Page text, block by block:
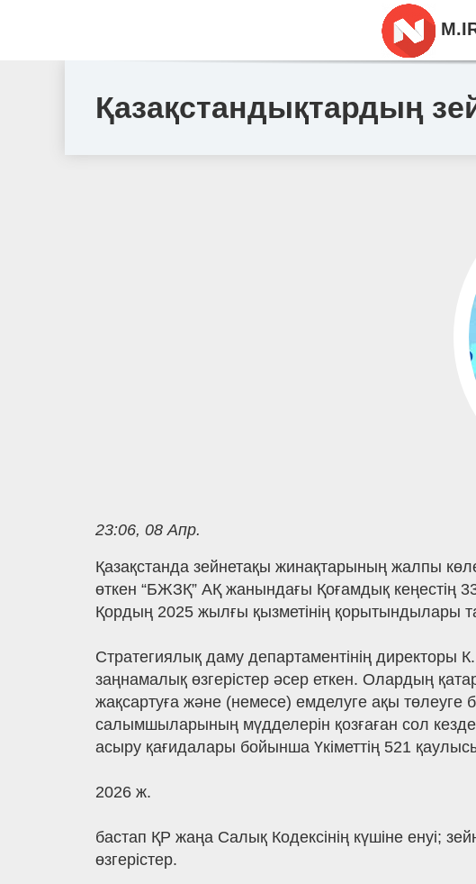
Қазақстандықтардың
23:06, 08 Апр.
Қазақстанда зейнетақы жинақтарының жалпы
өткен “БЖЗҚ” АҚ жанындағы Қоғамдық
Қордың 2025 жылғы қызметінің қорытындылары
Стратегиялық даму департаментінің директоры
заңнамалық өзгерістер әсер еткен. Олардың
жақсартуға және (немесе) емделуге ақы
салымшыларының мүдделерін қозғаған сол кезде
асыру қағидалары бойынша Үкіметтің 521
2026 ж.
бастап ҚР жаңа Салық Кодексінің күшіне енуі;
өзгерістер.